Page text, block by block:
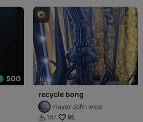
500
recycle bong
mayor John west
 187 95